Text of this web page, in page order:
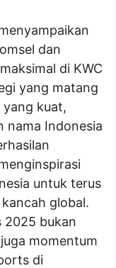
dan
di KWC
yang matang
kuat,
nama Indonesia
untuk terus
global.
2025 bukan
momentum
di